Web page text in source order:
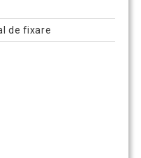
de fixare